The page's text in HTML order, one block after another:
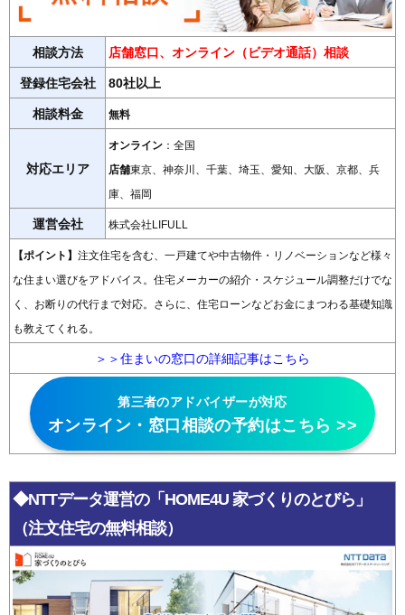
相談方法 店舗窓口、オンライン（ビデオ通話）相談
登録住宅会社 80社以上
相談料金 無料
対応エリア
オンライン ：全国
店舗東京、神奈川、千葉、埼玉、愛知、大阪、京都、兵
庫、福岡
運営会社 株式会社LIFULL
【ポイント】 注文住宅を含む、一戸建てや中古物件・リノベーションなど様々
な住まい選びをアドバイス。住宅メーカーの紹介・スケジュール調整だけでな
く、お断りの代行まで対応。さらに、住宅ローンなどお金にまつわる基礎知識
も教えてくれる。
＞＞住まいの窓口の詳細記事はこちら
第三者のアドバイザーが対応
オンライン・窓口相談の予約はこちら >>
◆NTTデータ運営の「HOME4U 家づくりのとびら」
（注文住宅の無料相談）